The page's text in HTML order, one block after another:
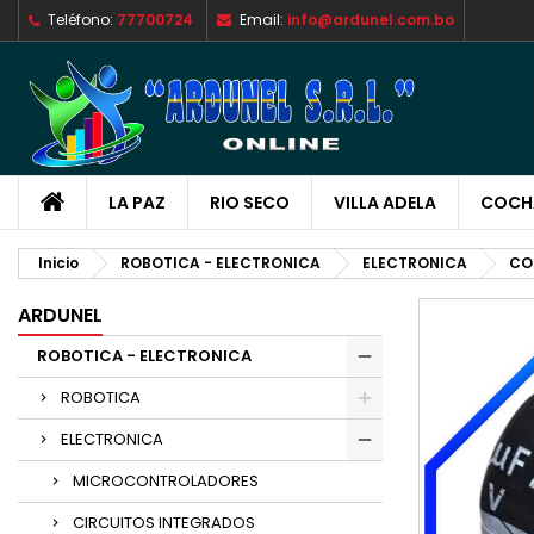
Teléfono: 77700724 Email: info@ardunel.com.bo
LA PAZ RIO SECO VILLA ADELA
Inicio ROBOTICA - ELECTRONICA ELECTRONICA
ARDUNEL
ROBOTICA - ELECTRONICA
ROBOTICA
ELECTRONICA
MICROCONTROLADORES
CIRCUITOS INTEGRADOS